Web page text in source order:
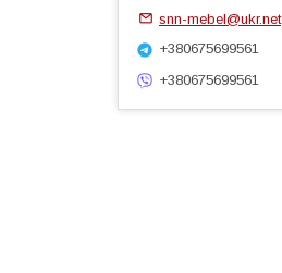
snn-mebel@ukr.net
+380675699561
+380675699561